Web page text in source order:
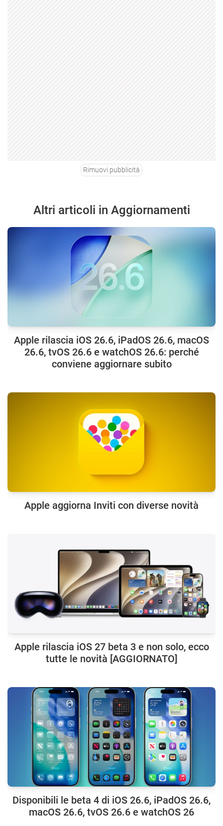
Rimuovi pubblicità
Altri articoli in Aggiornamenti
Apple rilascia iOS 26.6, iPadOS 26.6, macOS
26.6, tvOS 26.6 e watchOS 26.6: perché
conviene aggiornare subito
Apple aggiorna Inviti con diverse novità
Apple rilascia iOS 27 beta 3 e non solo, ecco
tutte le novità [AGGIORNATO]
Disponibili le beta 4 di iOS 26.6, iPadOS 26.6,
macOS 26.6, tvOS 26.6 e watchOS 26